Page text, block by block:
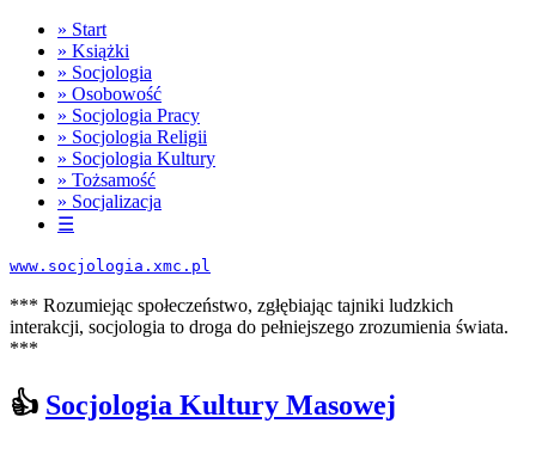
» Start
» Książki
» Socjologia
» Osobowość
» Socjologia Pracy
» Socjologia Religii
» Socjologia Kultury
» Tożsamość
» Socjalizacja
☰
www.socjologia.xmc.pl
*** Rozumiejąc społeczeństwo, zgłębiając tajniki ludzkich
interakcji, socjologia to droga do pełniejszego zrozumienia świata.
***
👍 Socjologia Kultury Masowej